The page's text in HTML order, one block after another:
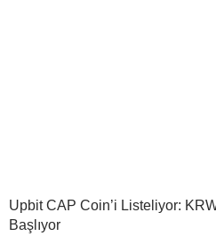
Upbit CAP Coin’i Listeliyor:
Başlıyor